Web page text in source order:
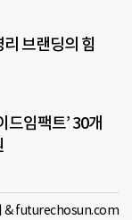
브랜딩의 힘
드임팩트’ 30개
& futurechosun.com